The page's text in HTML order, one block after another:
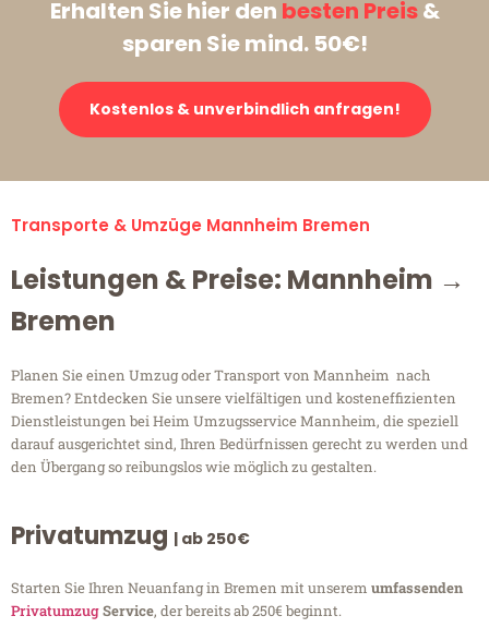
Erhalten Sie hier den besten Preis&
sparen Sie mind. 50€!
Kostenlos & unverbindlich anfragen!
Transporte & Umzüge Mannheim Bremen
Leistungen & Preise: Mannheim →
Bremen
Planen Sie einen Umzug oder Transport von Mannheim nach
Bremen? Entdecken Sie unsere vielfältigen und kosteneffizienten
Dienstleistungen bei Heim Umzugsservice Mannheim, die speziell
darauf ausgerichtet sind, Ihren Bedürfnissen gerecht zu werden und
den Übergang so reibungslos wie möglich zu gestalten.
Privatumzug | ab 250€
Starten Sie Ihren Neuanfang in Bremen mit unserem umfassenden
PrivatumzugService, der bereits ab 250€ beginnt.